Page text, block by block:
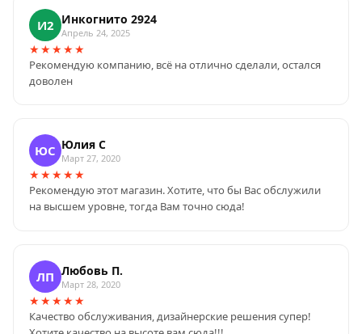
И2 Инкогнито 2924
Апрель 24, 2025
★★★★★
Рекомендую компанию, всё на отлично сделали, остался
доволен
ЮС Юлия С
Март 27, 2020
★★★★★
Рекомендую этот магазин. Хотите, что бы Вас обслужили
на высшем уровне, тогда Вам точно сюда!
ЛП Любовь П.
Март 28, 2020
★★★★★
Качество обслуживания, дизайнерские решения супер!
ГДЕ МЫ НАХОДИМСЯ
(контакты)